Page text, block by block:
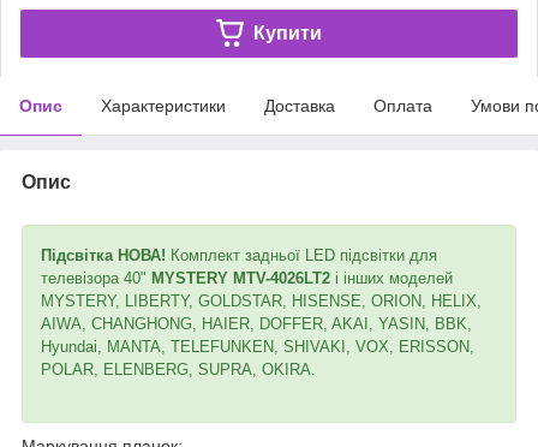
Купити
Опис Характеристики Доставка Оплата Умови
Опис
Підсвітка НОВА! Комплект задньої LED підсвітки для
телевізора 40" MYSTERY MTV-4026LT2 і інших моделей
MYSTERY, LIBERTY, GOLDSTAR, HISENSE, ORION, HELIX,
AIWA, CHANGHONG, HAIER, DOFFER, AKAI, YASIN, BBK,
Hyundai, MANTA, TELEFUNKEN, SHIVAKI, VOX, ERISSON,
POLAR, ELENBERG, SUPRA, OKIRA.